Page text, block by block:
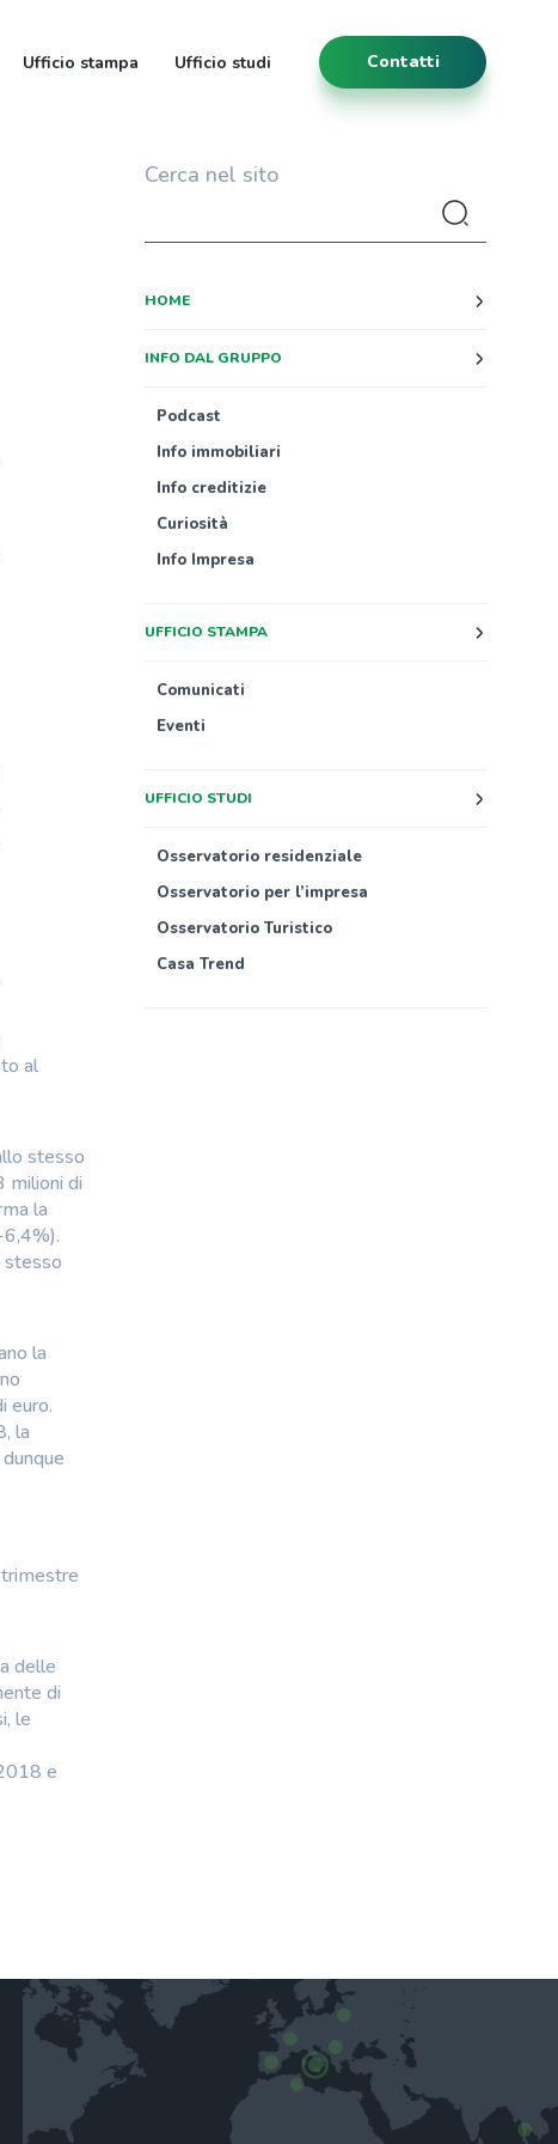
Contatti
Ufficio stampa Ufficio studi
al
stesso
milioni di
la
stesso
la
euro.
la
delle
di
le
e
Cerca nel sito
HOME
INFO DAL GRUPPO
Podcast
Info immobiliari
Info creditizie
Curiosità
Info Impresa
UFFICIO STAMPA
Comunicati
Eventi
UFFICIO STUDI
Osservatorio residenziale
Osservatorio per l’impresa
Osservatorio Turistico
Casa Trend